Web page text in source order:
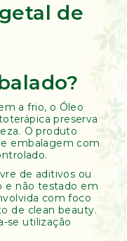
de
a frio, o Óleo
preserva
O produto
embalagem com
de aditivos ou
e não testado em
com foco
de clean beauty.
se utilização